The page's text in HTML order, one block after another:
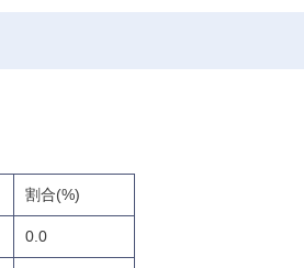
割合(%)
0.0